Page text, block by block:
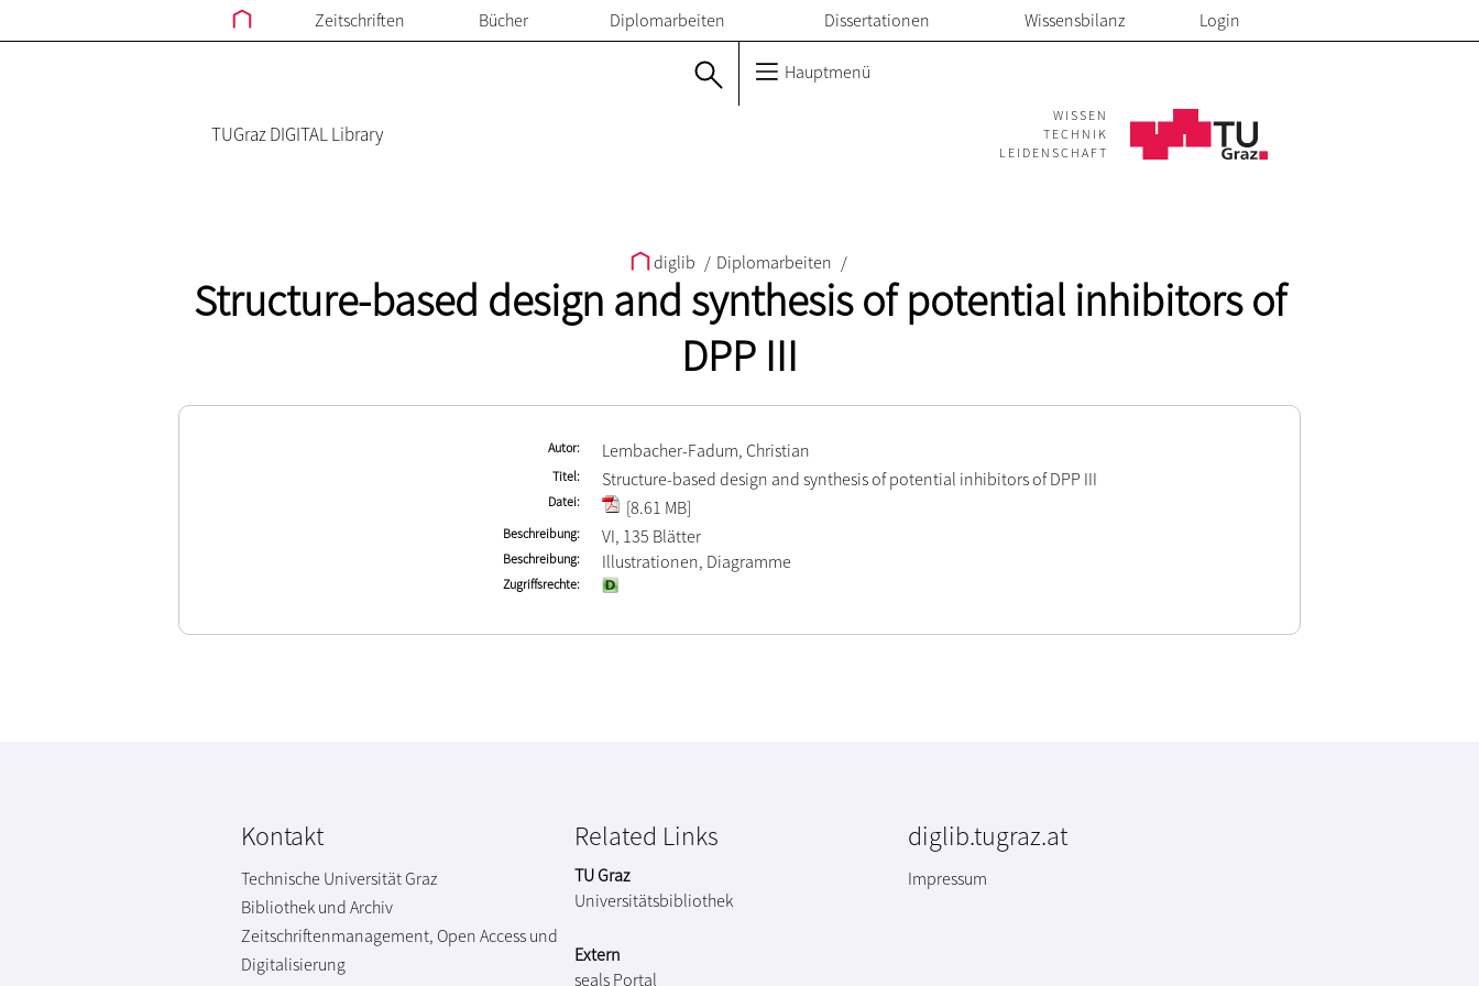
Zeitschriften Bücher Diplomarbeiten Dissertationen Wissensbilanz Login
Hauptmenü
TUGraz DIGITAL Library
WISSEN
TECHNIK
LEIDENSCHAFT
diglib / Diplomarbeiten /
Structure-based design and synthesis of potential inhibitors of
DPP III
Autor Lembacher-Fadum, Christian
Titel Structure-based design and synthesis of potential inhibitors of DPP III
Datei [8.61 MB]
Beschreibung VI, 135 Blätter
Beschreibung Illustrationen, Diagramme
Zugriffsrechte
Kontakt
Technische Universität Graz
Bibliothek und Archiv
Zeitschriftenmanagement, Open Access und
Digitalisierung
Related Links
TU Graz
Universitätsbibliothek
Extern
seals Portal
diglib.tugraz.at
Impressum